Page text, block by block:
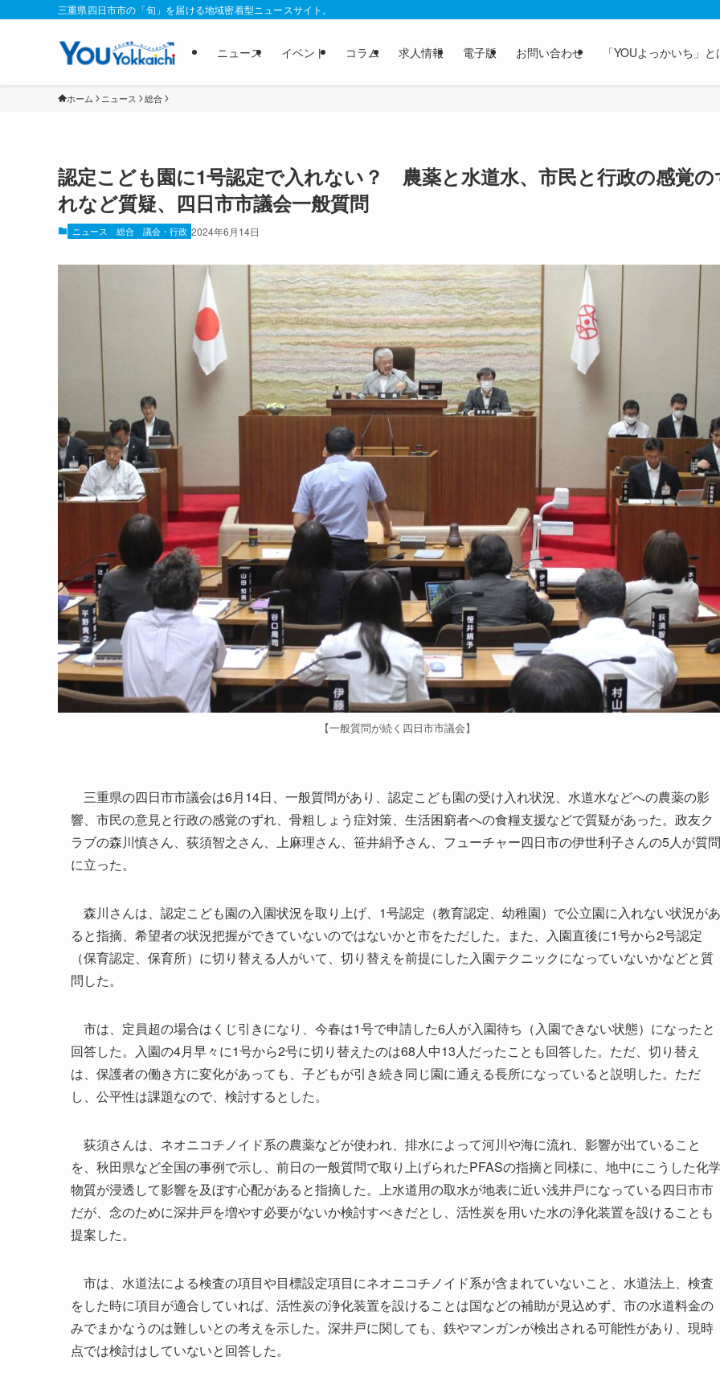
三重県四日市市の「旬」を届ける地域密着型ニュースサイト。
ニュース イベント コラム 求人情報 電子版 お問い合わせ 「YOUよっかいち」と
ホーム ニュース 総合
認定こども園に1号認定で入れない？ 農薬と水道水、市民と行政の感覚の
れなど質疑、四日市市議会一般質問
ニュース 総合 議会・行政 2024年6月14日
【一般質問が続く四日市市議会】
三重県の四日市市議会は6月14日、一般質問があり、認定こども園の受け入れ状況、水道水などへの農薬の影
響、市民の意見と行政の感覚のずれ、骨粗しょう症対策、生活困窮者への食糧支援などで質疑があった。政友ク
ラブの森川慎さん、荻須智之さん、上麻理さん、笹井絹予さん、フューチャー四日市の伊世利子さんの5人が質問
に立った。
森川さんは、認定こども園の入園状況を取り上げ、1号認定（教育認定、幼稚園）で公立園に入れない状況があ
ると指摘、希望者の状況把握ができていないのではないかと市をただした。また、入園直後に1号から2号認定
（保育認定、保育所）に切り替える人がいて、切り替えを前提にした入園テクニックになっていないかなどと質
問した。
市は、定員超の場合はくじ引きになり、今春は1号で申請した6人が入園待ち（入園できない状態）になったと
回答した。入園の4月早々に1号から2号に切り替えたのは68人中13人だったことも回答した。ただ、切り替え
は、保護者の働き方に変化があっても、子どもが引き続き同じ園に通える長所になっていると説明した。ただ
し、公平性は課題なので、検討するとした。
荻須さんは、ネオニコチノイド系の農薬などが使われ、排水によって河川や海に流れ、影響が出ていること
を、秋田県など全国の事例で示し、前日の一般質問で取り上げられたPFASの指摘と同様に、地中にこうした化
物質が浸透して影響を及ぼす心配があると指摘した。上水道用の取水が地表に近い浅井戸になっている四日市市
だが、念のために深井戸を増やす必要がないか検討すべきだとし、活性炭を用いた水の浄化装置を設けることも
提案した。
市は、水道法による検査の項目や目標設定項目にネオニコチノイド系が含まれていないこと、水道法上、検査
をした時に項目が適合していれば、活性炭の浄化装置を設けることは国などの補助が見込めず、市の水道料金の
みでまかなうのは難しいとの考えを示した。深井戸に関しても、鉄やマンガンが検出される可能性があり、現時
点では検討はしていないと回答した。